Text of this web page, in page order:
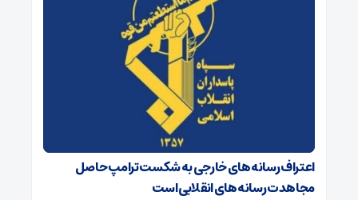
اعتراف رسانه‌های خارجی به شکست ترامپ حاصل
مجاهدت رسانه‌های انقلابی است